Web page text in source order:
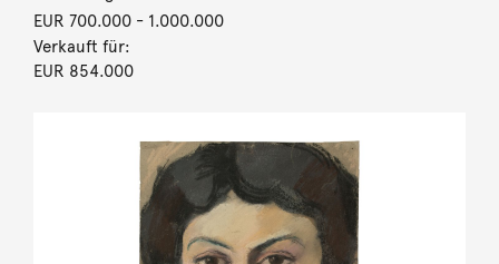
EUR 700.000- 1.000.000
Verkauft für:
EUR 854.000